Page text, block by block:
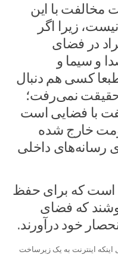
با این
زیرا اگر
در فضای
و سیما و
کسی هم دنبال
نمی‌رفت؛
با فضایی است
خارج شده
رسانه‌های داخلی
است که برای حفظ
که فضای
خود درآورند.
اینترنت به یک زیرساخت